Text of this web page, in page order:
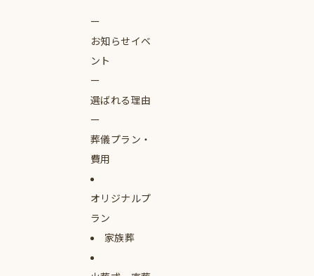
お知らせイベ
ント
選ばれる理由
葬儀プラン・
費用
オリジナルプ
ラン
家族葬